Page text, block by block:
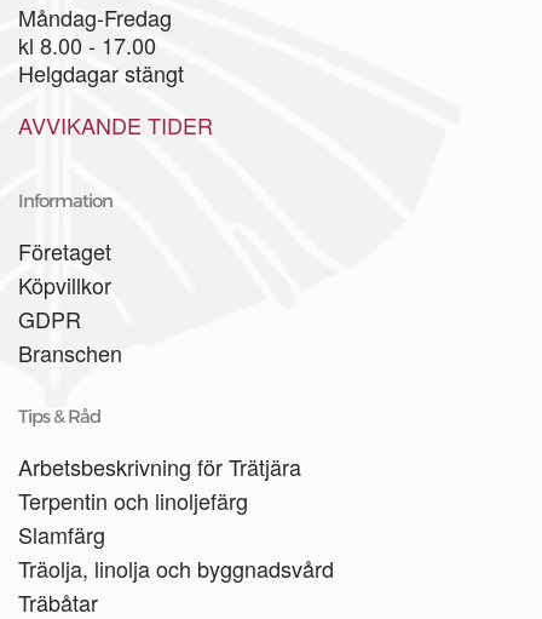
Måndag-Fredag
kl 8.00 - 17.00
Helgdagar stängt
AVVIKANDE TIDER
Information
Företaget
Köpvillkor
GDPR
Branschen
Tips & Råd
Arbetsbeskrivning för Trätjära
Terpentin och linoljefärg
Slamfärg
Träolja, linolja och byggnadsvård
Träbåtar